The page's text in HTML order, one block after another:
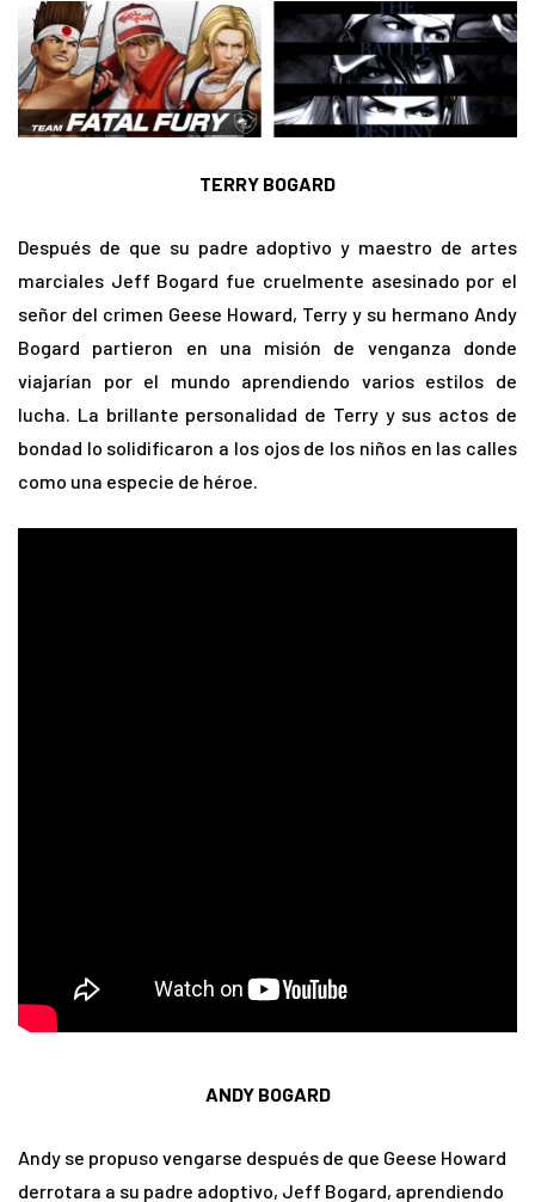
TERRY BOGARD
Después de que su padre adoptivo y maestro de artes
marciales Jeff Bogard fue cruelmente asesinado por el
señor del crimen Geese Howard, Terry y su hermano Andy
Bogard partieron en una misión de venganza donde
viajarían por el mundo aprendiendo varios estilos de
lucha. La brillante personalidad de Terry y sus actos de
bondad lo solidificaron a los ojos de los niños en las calles
como una especie de héroe.
ANDY BOGARD
Andy se propuso vengarse después de que Geese Howard
derrotara a su padre adoptivo, Jeff Bogard, aprendiendo